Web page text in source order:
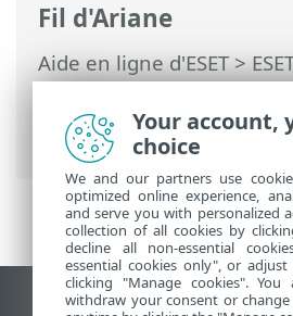
Fil d'Ariane
Aide en ligne d'ESET>
Prem>Caractéristiques
Systèmes d'exploitation
Windows
Your account,
choice
We and our partners use
optimized online experience,
and serve you with personalized
collection of all cookies by
decline all non-essential
essential cookies only", or
clicking "Manage cookies".
withdraw your consent or